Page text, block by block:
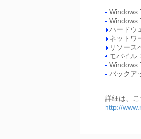
Windows
Windows
ハードウ
ネットワ
リソース
モバイル
Windows
バックア
詳細は、こ
http://